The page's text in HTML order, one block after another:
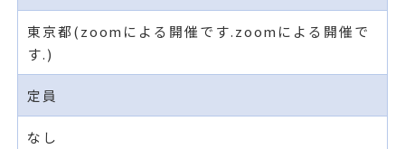
東京都(zoomによる開催です.zoomによる開催で
す.)
定員
なし